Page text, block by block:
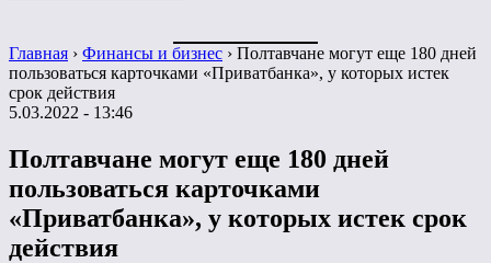
Главная › Финансы и бизнес › Полтавчане могут еще 180 дней
пользоваться карточками «Приватбанка», у которых истек
срок действия
5.03.2022 - 13:46
Полтавчане могут еще 180 дней
пользоваться карточками
«Приватбанка», у которых истек срок
действия